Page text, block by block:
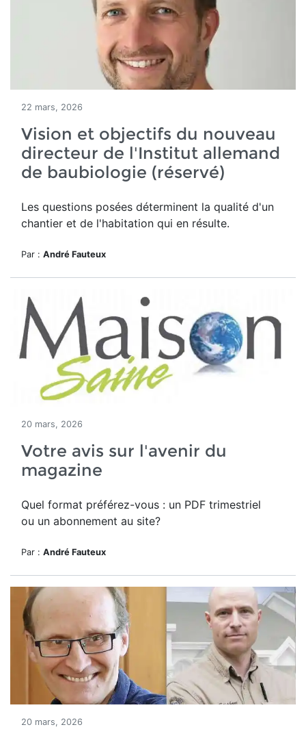
22 mars, 2026
Vision et objectifs du nouveau
directeur de l'Institut allemand
de baubiologie (réservé)
Les questions posées déterminent la qualité d'un
chantier et de l'habitation qui en résulte.
Par : André Fauteux
20 mars, 2026
Votre avis sur l'avenir du
magazine
Quel format préférez-vous : un PDF trimestriel
ou un abonnement au site?
Par : André Fauteux
20 mars, 2026